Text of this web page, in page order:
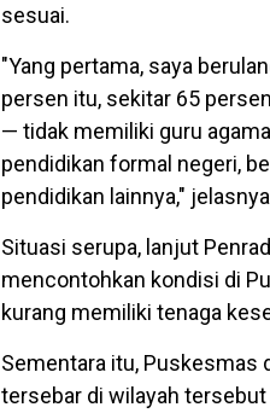
sesuai.
"Yang pertama, saya
persen itu, sekitar 65
— tidak memiliki guru
pendidikan formal negeri,
pendidikan lainnya,"
Situasi serupa, lanjut
mencontohkan kondisi di
kurang memiliki tenaga
Sementara itu, Puskesmas
tersebar di wilayah